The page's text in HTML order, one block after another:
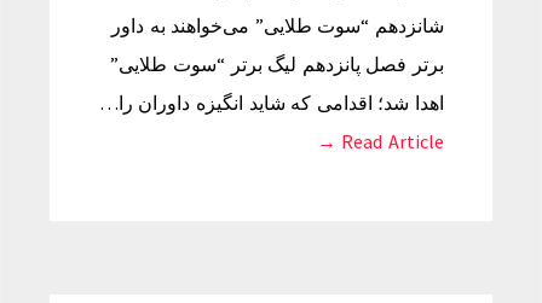
شانزدهم “سوت طلایی” می‌خواهند به داور
برتر فصل پانزدهم لیگ برتر “سوت طلایی”
اهدا شد؛ اقدامی که شاید انگیزه داوران را…
Read Article →